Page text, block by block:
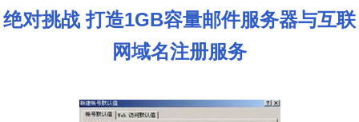
绝对挑战 打造1GB容量邮件服务器与互联
网域名注册服务